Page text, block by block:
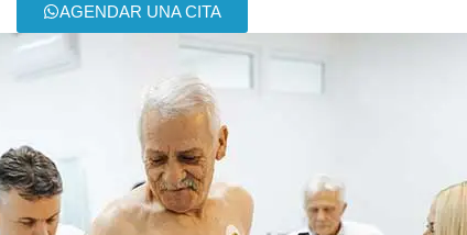
AGENDAR UNA CITA